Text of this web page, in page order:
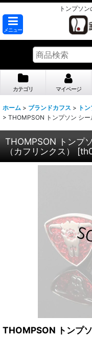
トンプソ
メニュー
カテゴリ マイページ
ホーム > ブランドカフス > ト
> THOMPSON トンプソン シー
THOMPSON トンプ
（カフリンクス）
[
THOMPSON トンプ